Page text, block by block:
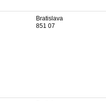
Bratislava
851 07